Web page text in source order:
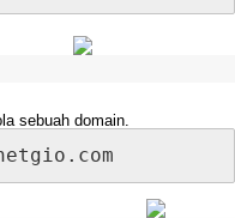
sebuah domain.
. com